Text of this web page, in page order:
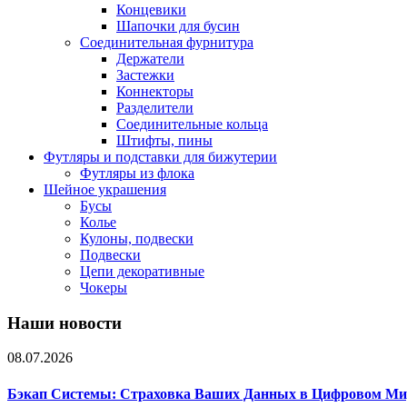
Концевики
Шапочки для бусин
Соединительная фурнитура
Держатели
Застежки
Коннекторы
Разделители
Соединительные кольца
Штифты, пины
Футляры и подставки для бижутерии
Футляры из флока
Шейное украшения
Бусы
Колье
Кулоны, подвески
Подвески
Цепи декоративные
Чокеры
Наши новости
08.07.2026
Бэкап Системы: Страховка Ваших Данных в Цифровом